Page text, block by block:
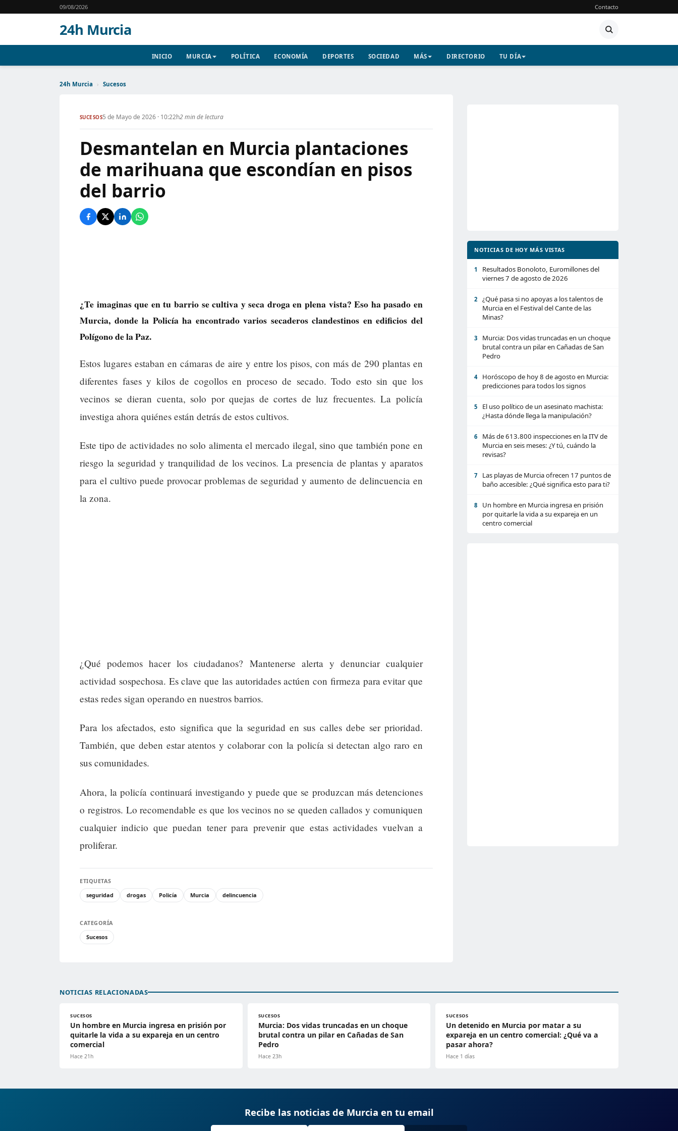
09/08/2026 Contacto
24h Murcia
INICIO MURCIA POLÍTICA ECONOMÍA DEPORTES SOCIEDAD MÁS DIRECTORIO TU DÍA
24h Murcia › Sucesos
SUCESOS5 de Mayo de 2026 · 10:22h2 min de lectura
Desmantelan en Murcia plantaciones
de marihuana que escondían en pisos
del barrio
¿Te imaginas que en tu barrio se cultiva y seca droga en plena vista? Eso ha pasado en
Murcia, donde la Policía ha encontrado varios secaderos clandestinos en edificios del
Polígono de la Paz.
Estos lugares estaban en cámaras de aire y entre los pisos, con más de 290 plantas en
diferentes fases y kilos de cogollos en proceso de secado. Todo esto sin que los
vecinos se dieran cuenta, solo por quejas de cortes de luz frecuentes. La policía
investiga ahora quiénes están detrás de estos cultivos.
Este tipo de actividades no solo alimenta el mercado ilegal, sino que también pone en
riesgo la seguridad y tranquilidad de los vecinos. La presencia de plantas y aparatos
para el cultivo puede provocar problemas de seguridad y aumento de delincuencia en
la zona.
¿Qué podemos hacer los ciudadanos? Mantenerse alerta y denunciar cualquier
actividad sospechosa. Es clave que las autoridades actúen con firmeza para evitar que
estas redes sigan operando en nuestros barrios.
Para los afectados, esto significa que la seguridad en sus calles debe ser prioridad.
También, que deben estar atentos y colaborar con la policía si detectan algo raro en
sus comunidades.
Ahora, la policía continuará investigando y puede que se produzcan más detenciones
o registros. Lo recomendable es que los vecinos no se queden callados y comuniquen
cualquier indicio que puedan tener para prevenir que estas actividades vuelvan a
proliferar.
ETIQUETAS
seguridad
drogas Policía Murcia delincuencia
CATEGORÍA
Sucesos
NOTICIAS DE HOY MÁS VISTAS
1
Resultados Bonoloto, Euromillones del
viernes 7 de agosto de 2026
2
¿Qué pasa si no apoyas a los talentos de
Murcia en el Festival del Cante de las
Minas?
3
Murcia: Dos vidas truncadas en un choque
brutal contra un pilar en Cañadas de San
Pedro
4
Horóscopo de hoy 8 de agosto en Murcia:
predicciones para todos los signos
5
El uso político de un asesinato machista:
¿Hasta dónde llega la manipulación?
6
Más de 613.800 inspecciones en la ITV de
Murcia en seis meses: ¿Y tú, cuándo la
revisas?
7
Las playas de Murcia ofrecen 17 puntos de
baño accesible: ¿Qué significa esto para ti?
8
Un hombre en Murcia ingresa en prisión
por quitarle la vida a su expareja en un
centro comercial
NOTICIAS RELACIONADAS
SUCESOS
Un hombre en Murcia ingresa en prisión por
quitarle la vida a su expareja en un centro
comercial
Hace 21h
SUCESOS
Murcia: Dos vidas truncadas en un choque
brutal contra un pilar en Cañadas de San
Pedro
Hace 23h
SUCESOS
Un detenido en Murcia por matar a su
expareja en un centro comercial: ¿Qué va a
pasar ahora?
Hace 1 días
Recibe las noticias de Murcia en tu email